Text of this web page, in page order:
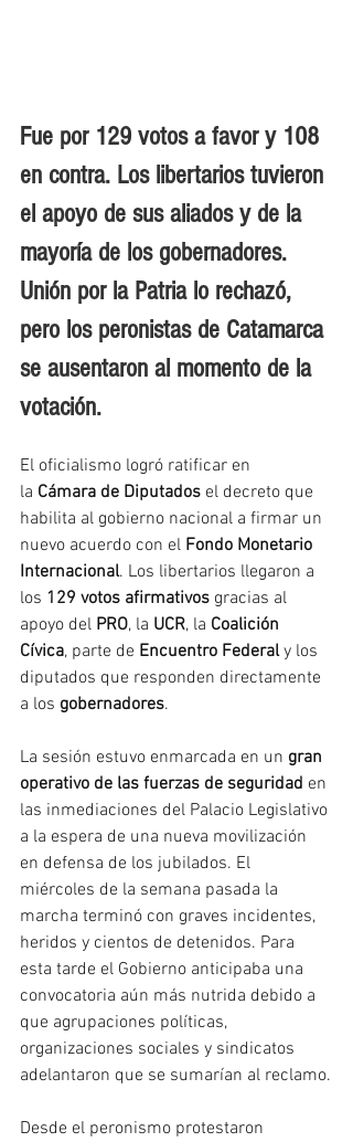
Fue por 129 votos a favor y 108
en contra. Los libertarios tuvieron
el apoyo de sus aliados y de la
mayoría de los gobernadores.
Unión por la Patria lo rechazó,
pero los peronistas de Catamarca
se ausentaron al momento de la
votación.
El oficialismo logró ratificar en
la Cámara de Diputados el decreto que
habilita al gobierno nacional a firmar un
nuevo acuerdo con el Fondo Monetario
Internacional. Los libertarios llegaron a
los 129 votos afirmativos gracias al
apoyo del PRO, la UCR, la Coalición
Cívica, parte de Encuentro Federal y los
diputados que responden directamente
a los gobernadores.
La sesión estuvo enmarcada en un gran
operativo de las fuerzas de seguridad en
las inmediaciones del Palacio Legislativo
a la espera de una nueva movilización
en defensa de los jubilados. El
miércoles de la semana pasada la
marcha terminó con graves incidentes,
heridos y cientos de detenidos. Para
esta tarde el Gobierno anticipaba una
convocatoria aún más nutrida debido a
que agrupaciones políticas,
organizaciones sociales y sindicatos
adelantaron que se sumarían al reclamo.
Desde el peronismo protestaron